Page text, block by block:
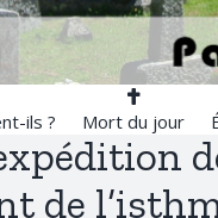
ils ? Mort du jour
de